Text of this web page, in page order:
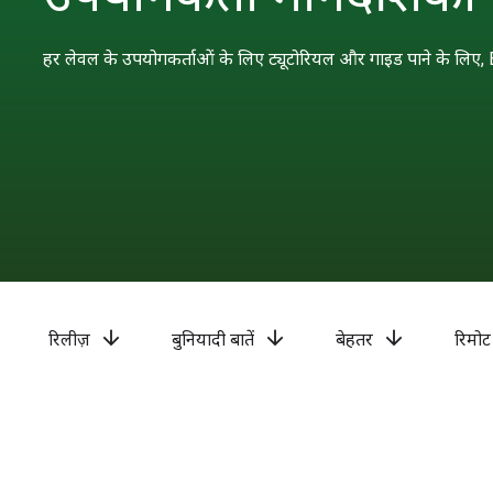
हर लेवल के उपयोगकर्ताओं के लिए ट्यूटोरियल और गाइड पाने के लिए,
रिलीज़ arrow_downward बुनियादी बातें arrow_downward बेहतर arrow_downward